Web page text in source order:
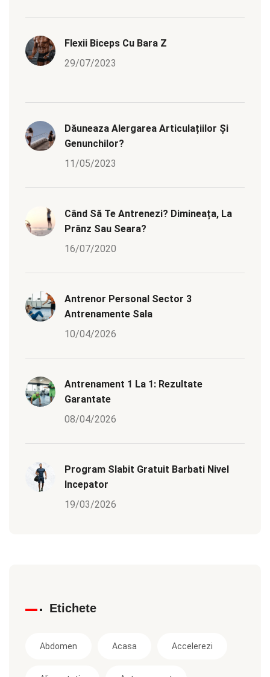
Flexii Biceps Cu Bara Z
29/07/2023
Dăuneaza Alergarea Articulațiilor Și
Genunchilor?
11/05/2023
Când Să Te Antrenezi? Dimineața, La
Prânz Sau Seara?
16/07/2020
Antrenor Personal Sector 3
Antrenamente Sala
10/04/2026
Antrenament 1 La 1: Rezultate
Garantate
08/04/2026
Program Slabit Gratuit Barbati Nivel
Incepator
19/03/2026
Etichete
Abdomen Acasa Accelerezi